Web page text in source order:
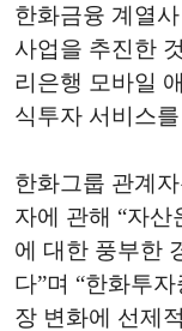
한화금융 계열
사업을 추진한
리은행 모바일
식투자 서비스
한화그룹 관계
자에 관해 “자
에 대한 풍부한
다”며 “한화투
장 변화에 선제